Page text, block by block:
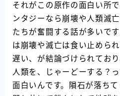
それがこの原作の面白い所
ンタジーなら崩壊や人類滅
たちが奮闘する話が多いで
は崩壊や滅亡は食い止めら
遅い、が結論づけられてお
人類を、じゃーどーする？
面白いんです。隕石が落ち